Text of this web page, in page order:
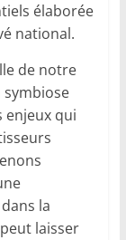
élaborée
national.
de notre
symbiose
enjeux qui
la
laisser